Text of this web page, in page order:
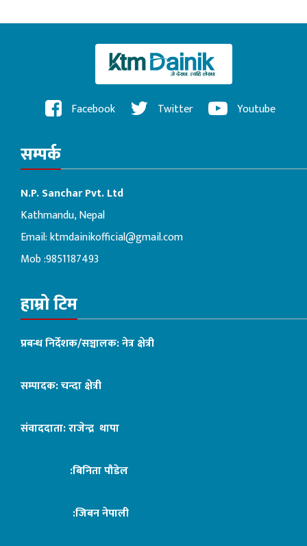
Facebook Twitter Youtube
सम्पर्क
N.P. Sanchar Pvt. Ltd
Kathmandu, Nepal
Email:ktmdainikofficial@gmail.com
Mob :9851187493
हाम्रो टिम
प्रबन्ध निर्देशक/सञ्चालक: नेत्र क्षेत्री
सम्पादक: चन्दा क्षेत्री
संवाददाता: राजेन्द्र थापा
:बिनिता पौडेल
:जिबन नेपाली